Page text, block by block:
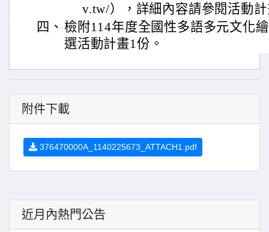
v.tw/），詳細內容請參閱活動
四、 檢附114年度全國性多語多元文化
選活動計畫1份。
附件下載
376470000A_1140225673_ATTACH1.pdf
近月內熱門公告